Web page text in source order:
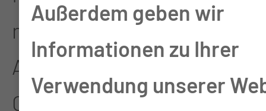
n Operationen sind
Arthroplastiken und
Operationen bei
Außerdem geben wir
Informationen zu Ihrer
Verwendung unserer